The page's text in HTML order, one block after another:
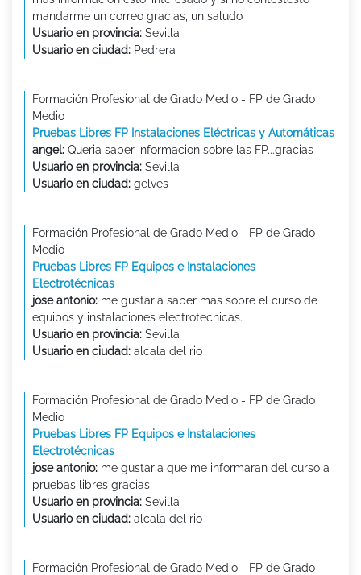
mandarme un correo gracias, un saludo
Usuario en provincia: Sevilla
Usuario en ciudad: Pedrera
Formación Profesional de Grado Medio - FP de Grado
Medio
Pruebas Libres FP Instalaciones Eléctricas y Automáticas
angel: Queria saber informacion sobre las FP...gracias
Usuario en provincia: Sevilla
Usuario en ciudad: gelves
Formación Profesional de Grado Medio - FP de Grado
Medio
Pruebas Libres FP Equipos e Instalaciones
Electrotécnicas
jose antonio: me gustaria saber mas sobre el curso de
equipos y instalaciones electrotecnicas.
Usuario en provincia: Sevilla
Usuario en ciudad: alcala del rio
Formación Profesional de Grado Medio - FP de Grado
Medio
Pruebas Libres FP Equipos e Instalaciones
Electrotécnicas
jose antonio: me gustaria que me informaran del curso a
pruebas libres gracias
Usuario en provincia: Sevilla
Usuario en ciudad: alcala del rio
Formación Profesional de Grado Medio - FP de Grado